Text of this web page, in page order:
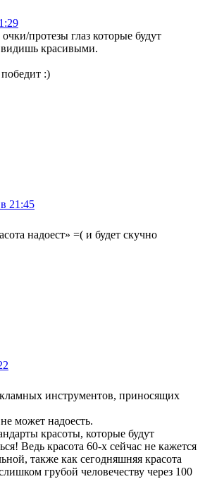
протезы глаз которые будут
видишь красивыми.
:)
21:45
надоест» =( и будет скучно
инструментов, приносящих
может надоесть.
красоты, которые будут
Ведь красота 60-х сейчас не кажется
также как сегодняшняя красота
грубой человечеству через 100